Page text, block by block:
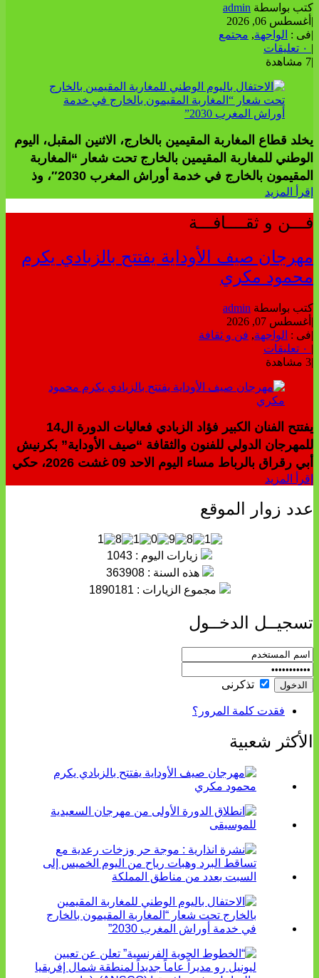
كتب بواسطة admin
| أغسطس 06, 2026
|فى : الواجهة, مجتمع
|
|7 مشاهدة
يخلد قطاع المغاربة المقيمين بالخارج، الاثنين المقبل، اليوم
الوطني للمغاربة المقيمين بالخارج تحت شعار “المغاربة
المقيمون بالخارج في خدمة أوراش المغرب 2030″، وذ
إقرأ المزيد
فـــن و ثقــــافـــة
مهرجان صيف الأوداية يفتتح بالزبادي يكرم
محمود مكري
كتب بواسطة admin
| أغسطس 07, 2026
|فى : الواجهة, فن و ثقافة
|
|3 مشاهدة
يفتتح الفنان الكبير فؤاد الزبادي فعاليات الدورة ال14
للمهرجان الدولي للفنون والثقافة “صيف الأوداية” بكرنيش
أبي رقراق بالرباط مساء اليوم الاحد 09 غشت 2026، حكي
إقرأ المزيد
عدد زوار الموقع
زيارات اليوم : 1043
هذه السنة : 363908
مجموع الزيارات : 1890181
تسجيــل الدخــول
تذكرنى
فقدت كلمة المرور؟
الأكثر شعبية